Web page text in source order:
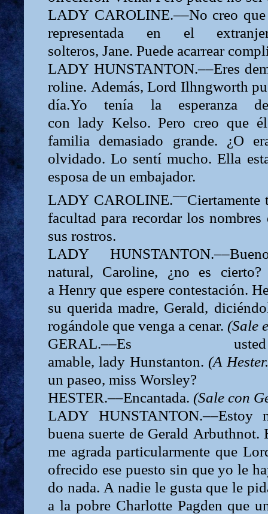
LADY CAROLINE.––No creo
representada en el
solteros, Jane. Puede acarrear
LADY HUNSTANTON.––Eres
roline. Además, Lord Ilhngworth
día.Yo tenía la esperanza
con lady Kelso. Pero creo que
familia demasiado grande. ¿O
olvidado. Lo sentí mucho. Ella
esposa de un embajador.
LADY CAROLINE.––Ciertamente
facultad para recordar los
sus rostros.
LADY
natural, Caroline, ¿no es
a Henry que espere contestación.
su querida madre, Gerald,
rogándole que venga a cenar. (Sale
GERAL.––Es
amable,lady Hunstanton.(A
un paseo, miss Worsley?
HESTER.––Encantada. (Sale con
LADY
buena suerte de Gerald Arbuthnot.
me agrada particularmente que
ofrecido ese puesto sin que yo le
do nada. A nadie le gusta que le
a la pobre Charlotte Pagden que